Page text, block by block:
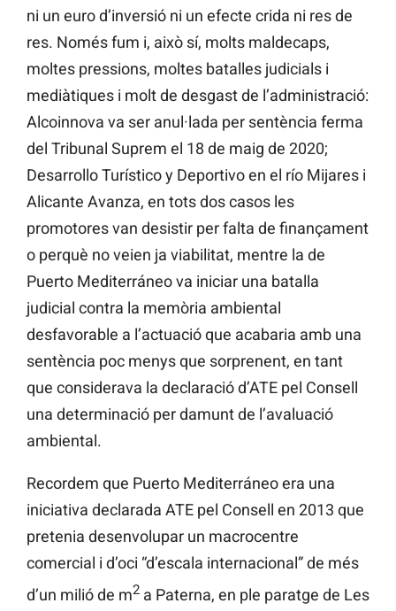
ni un euro d’inversió ni un efecte crida ni res de
res. Només fum i, això sí, molts maldecaps,
moltes pressions, moltes batalles judicials i
mediàtiques i molt de desgast de l’administració:
Alcoinnova va ser anul·lada per sentència ferma
del Tribunal Suprem el 18 de maig de 2020;
Desarrollo Turístico y Deportivo en el río Mijares i
Alicante Avanza, en tots dos casos les
promotores van desistir per falta de finançament
o perquè no veien ja viabilitat, mentre la de
Puerto Mediterráneo va iniciar una batalla
judicial contra la memòria ambiental
desfavorable a l’actuació que acabaria amb una
sentència poc menys que sorprenent, en tant
que considerava la declaració d’ATE pel Consell
una determinació per damunt de l’avaluació
ambiental.
Recordem que Puerto Mediterráneo era una
iniciativa declarada ATE pel Consell en 2013 que
pretenia desenvolupar un macrocentre
comercial i d’oci “d’escala internacional” de més
d’un milió de m2 a Paterna, en ple paratge de Les